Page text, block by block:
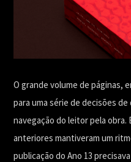
O grande volume de
para uma série de decisões
navegação do leitor pela obra.
anteriores mantiveram um
publicação do Ano 13